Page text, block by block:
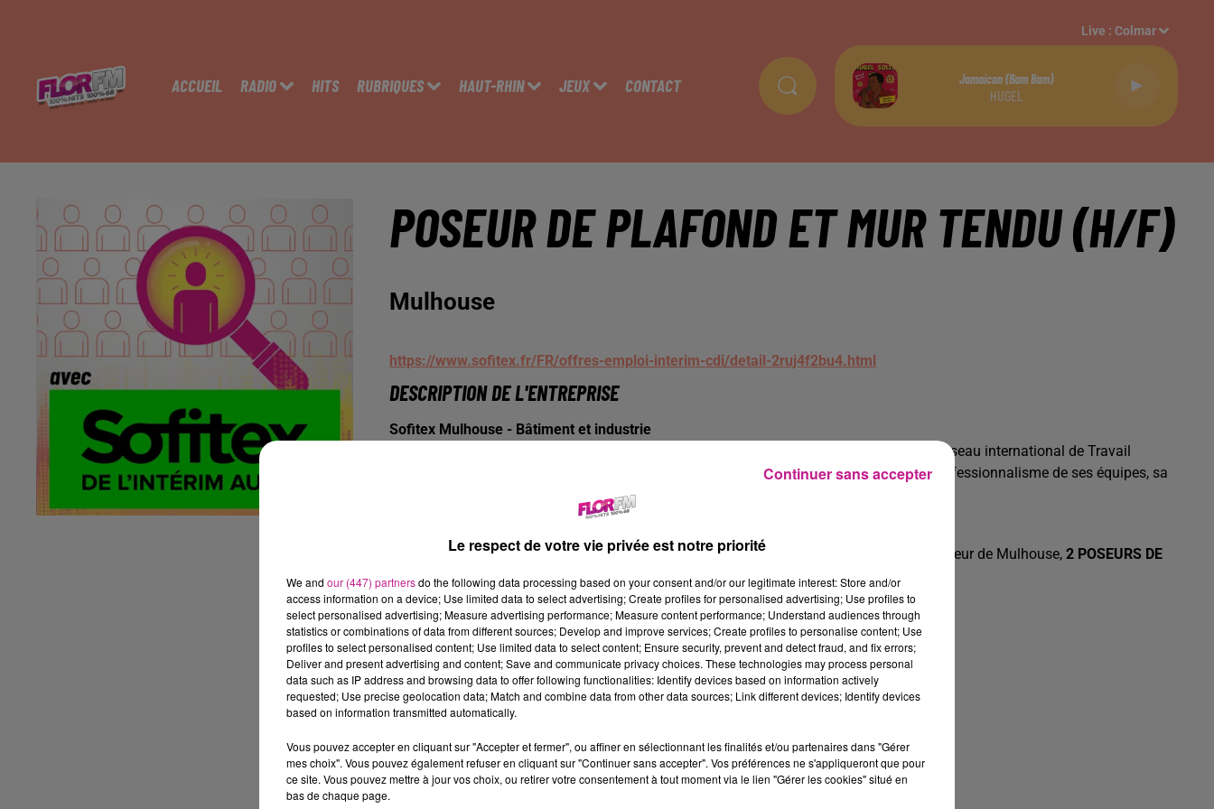
ACCUEIL RADIO HITS RUBRIQUES HAUT-RHIN JEUX CONTACT
Live :Colmar
Jamaican (bam Bam)
HUGEL
POSEUR DE PLAFOND ET MUR TENDU (H/F)
Mulhouse
https://www.sofitex.fr/FR/offres-emploi-interim-cdi/detail-2ruj4f2bu4.html
DESCRIPTION DE L'ENTREPRISE
Sofitex Mulhouse - Bâtiment et industrie
Fort d'une expérience de plus de 30 ans dans les Ressources Humaines, Sofitex est un réseau international de Travail
Temporaire et de Placement en CDI. Sofitex fonde sa dynamique et son succès sur le professionnalisme de ses équipes, sa
Nous recrutons pour notre partenaire spécialisé dans la pose de plafond tendu sur le secteur de Mulhouse,2 POSEURS DE
PLAFOND ET MUR TENDU
H/F pour des chantiers situés dans le HAUT-RHIN.
Vos missions seront les suivantes :
Prise de mesures et étude des plans des installations,
Préparation des surfaces,
Pose des tissus sur les emplacements,
Le poste est à pourvoir IMMEDIATEMENT pour une mission en intérim.
Plage horaire située entre 8H00 et 18H00 pour effectuer 39H00 par semaine.
Le respect de votre vie privée est notre priorité
We and our (447) partnersdo the following data processing based on your consent and/or our legitimate interest: Store and/or
access information on a device; Use limited data to select advertising; Create profiles for personalised advertising; Use profiles to
select personalised advertising; Measure advertising performance; Measure content performance; Understand audiences through
statistics or combinations of data from different sources; Develop and improve services; Create profiles to personalise content; Use
profiles to select personalised content; Use limited data to select content; Ensure security, prevent and detect fraud, and fix errors;
Deliver and present advertising and content; Save and communicate privacy choices. These technologies may process personal
data such as IP address and browsing data to offer following functionalities: Identify devices based on information actively
requested; Use precise geolocation data; Match and combine data from other data sources; Link different devices; Identify devices
based on information transmitted automatically.
Vous pouvez accepter en cliquant sur "Accepter et fermer", ou affiner en sélectionnant les finalités et/ou partenaires dans "Gérer
mes choix". Vous pouvez également refuser en cliquant sur "Continuer sans accepter". Vos préférences ne s'appliqueront que pour
ce site. Vous pouvez mettre à jour vos choix, ou retirer votre consentement à tout moment via le lien "Gérer les cookies" situé en
bas de chaque page.
Continuer sans accepter